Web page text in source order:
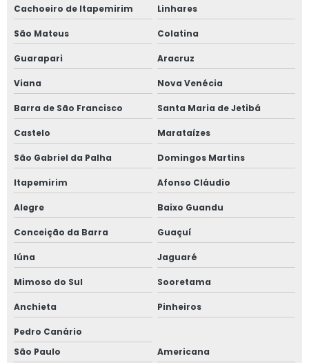
Inspeção em tubulações em mt
Inspeção em tubulações em sp
Inspeção em vasos de pressão
Instalação de caldeiras e vasos de pressão
Laudo de instalações elétricas
Laudo nr 12
Laudo nr 12 preço
Laudo vasos de pressão
Linha de vida para trabalho em altura
Cachoeiro de Itapemirim Linhares
São Mateus Colatina
Guarapari Aracruz
Viana Nova Venécia
Barra de São Francisco Santa Maria de Jetibá
Castelo Marataízes
São Gabriel da Palha Domingos Martins
Itapemirim Afonso Cláudio
Alegre Baixo Guandu
Conceição da Barra Guaçuí
Iúna Jaguaré
Mimoso do Sul Sooretama
Anchieta Pinheiros
Pedro Canário
São Paulo
Americana